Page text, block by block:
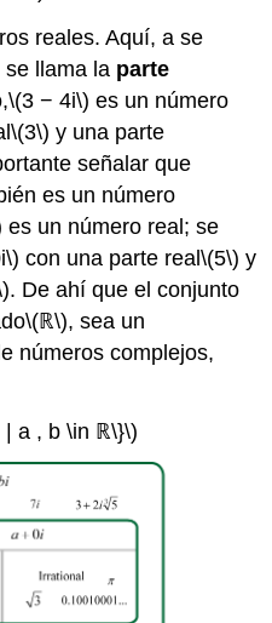
reales. Aquí, a se
se llama la parte
\(3 − 4i\) es un número
\(3\) y una parte
señalar que
es un número
es un número real; se
con una parte real\(5\) y
. De ahí que el conjunto
\(ℝ\), sea un
números complejos,
| a , b \in ℝ\}\)